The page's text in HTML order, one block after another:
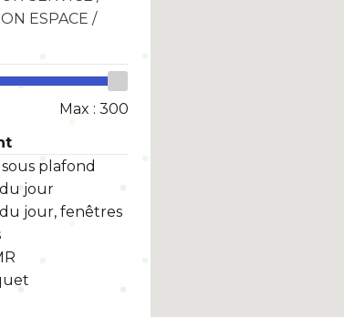
ESPACE /
Max : 300
plafond
jour
jour, fenêtres